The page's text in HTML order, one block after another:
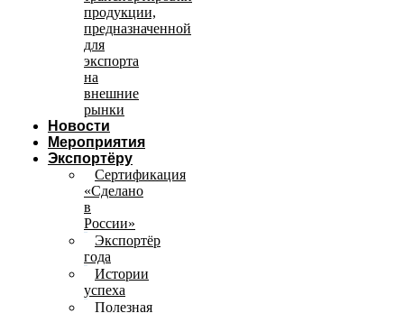
продукции,
предназначенной
для
экспорта
на
внешние
рынки
Новости
Мероприятия
Экспортёру
Сертификация
«Сделано
в
России»
Экспортёр
года
Истории
успеха
Полезная